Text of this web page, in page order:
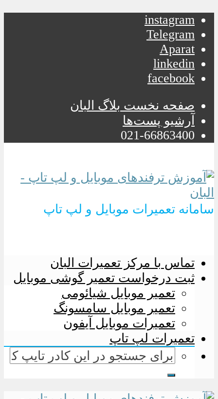
instagram
Telegram
Aparat
linkedin
facebook
صفحه نخست بلاگ البان
آرشیو پست‌ها
021-66863400
سامانه تعمیرات موبایل و لپ تاپ
تماس با مرکز تعمیرات البان
ثبت درخواست تعمیر گوشی موبایل
تعمیر موبایل شیائومی
تعمیر موبایل سامسونگ
تعمیرات موبایل آیفون
تعمیرات لپ تاپ